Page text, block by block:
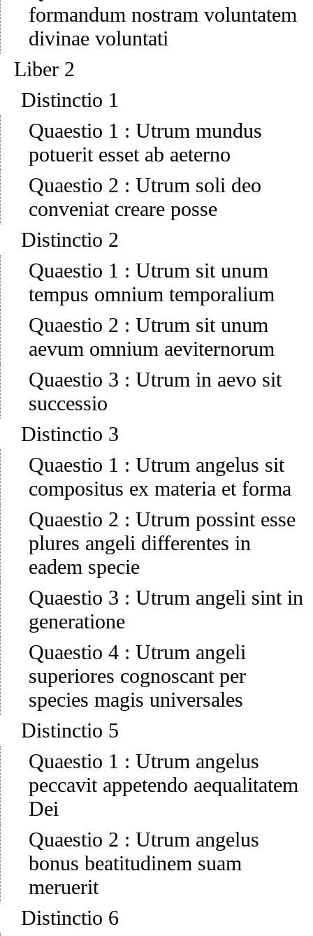
formandum nostram voluntatem
divinae voluntati
Liber 2
Distinctio 1
Quaestio 1 : Utrum mundus
potuerit esset ab aeterno
Quaestio 2 : Utrum soli deo
conveniat creare posse
Distinctio 2
Quaestio 1 : Utrum sit unum
tempus omnium temporalium
Quaestio 2 : Utrum sit unum
aevum omnium aeviternorum
Quaestio 3 : Utrum in aevo sit
successio
Distinctio 3
Quaestio 1 : Utrum angelus sit
compositus ex materia et forma
Quaestio 2 : Utrum possint esse
plures angeli differentes in
eadem specie
Quaestio 3 : Utrum angeli sint in
generatione
Quaestio 4 : Utrum angeli
superiores cognoscant per
species magis universales
Distinctio 5
Quaestio 1 : Utrum angelus
peccavit appetendo aequalitatem
Dei
Quaestio 2 : Utrum angelus
bonus beatitudinem suam
meruerit
Distinctio 6